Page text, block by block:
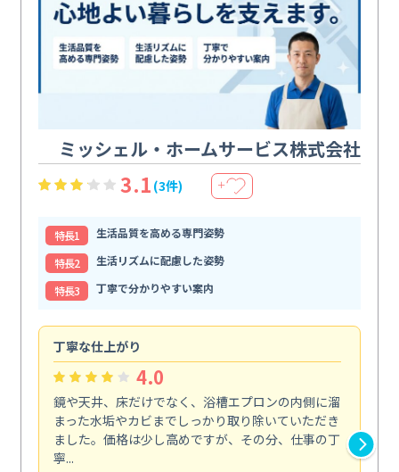
ミッシェル・ホームサービス株式会社
3.1 (3件) ＋
特⻑1
生活品質を高める専門姿勢
特⻑2
生活リズムに配慮した姿勢
特⻑3
丁寧で分かりやすい案内
丁寧な仕上がり
4.0
鏡や天井、床だけでなく、浴槽エプロンの内側に溜
まった水垢やカビまでしっかり取り除いていただき
ました。価格は少し高めですが、その分、仕事の丁
寧...